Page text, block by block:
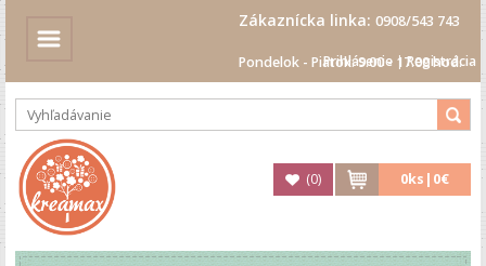
Zákaznícka linka: 0908/543 743
Pondelok - Piatok: 9.00 - 17.00 hod.
Prihlásenie|Registrácia
(0) 0ks| 0€